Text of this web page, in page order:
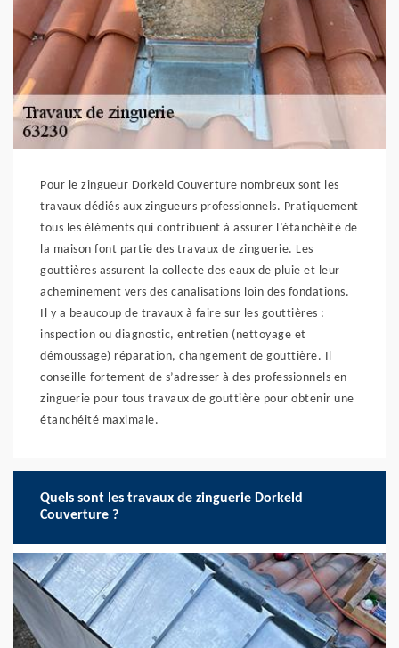
Pour le zingueur Dorkeld Couverture nombreux sont les
travaux dédiés aux zingueurs professionnels. Pratiquement
tous les éléments qui contribuent à assurer l’étanchéité de
la maison font partie des travaux de zinguerie. Les
gouttières assurent la collecte des eaux de pluie et leur
acheminement vers des canalisations loin des fondations.
Il y a beaucoup de travaux à faire sur les gouttières :
inspection ou diagnostic, entretien (nettoyage et
démoussage) réparation, changement de gouttière. Il
conseille fortement de s’adresser à des professionnels en
zinguerie pour tous travaux de gouttière pour obtenir une
étanchéité maximale.
Quels sont les travaux de zinguerie Dorkeld
Couverture ?